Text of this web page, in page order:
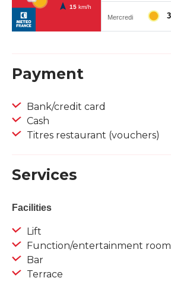
Payment
Bank/credit card
Cash
Titres restaurant (vouchers)
Services
Facilities
Lift
Function/entertainment room
Bar
Terrace